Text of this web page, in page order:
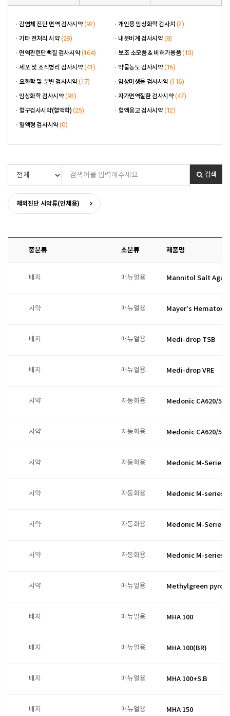
감염체 진단 면역 검사시약(92) 개인용 임상화학 검사지 (2)
기타 전처리 시약(28) 내분비계 검사시약(8)
면역관련단백질 검사시약(164) 보조 소모품 & 비허가용품(10)
세포 및 조직병리 검사시약(41) 약물농도 검사시약(16)
요화학 및 분변 검사시약(17) 임상미생물 검사시약 (116)
임상화학 검사시약(93) 자가면역질환 검사시약(47)
혈구검사시약(혈액학)(25) 혈액응고 검사시약(12)
혈액형 검사시약(0)
검색
체외진단 시약류(인체용)
중분류 소분류 제품명
배지 매뉴얼용 Mannitol Salt
시약 매뉴얼용 Mayer's
배지 매뉴얼용 Medi-drop TSB
배지 매뉴얼용 Medi-drop VRE
시약 자동화용 Medonic CA620/
시약 자동화용 Medonic CA620/
시약 자동화용 Medonic M-Series
시약 자동화용 Medonic M-series
시약 자동화용 Medonic M-Series
시약 자동화용 Medonic M-series
시약 매뉴얼용 Methylgreen
배지 매뉴얼용 MHA 100
배지 매뉴얼용 MHA 100(BR)
배지 매뉴얼용 MHA 100+S.B
배지 매뉴얼용 MHA 150